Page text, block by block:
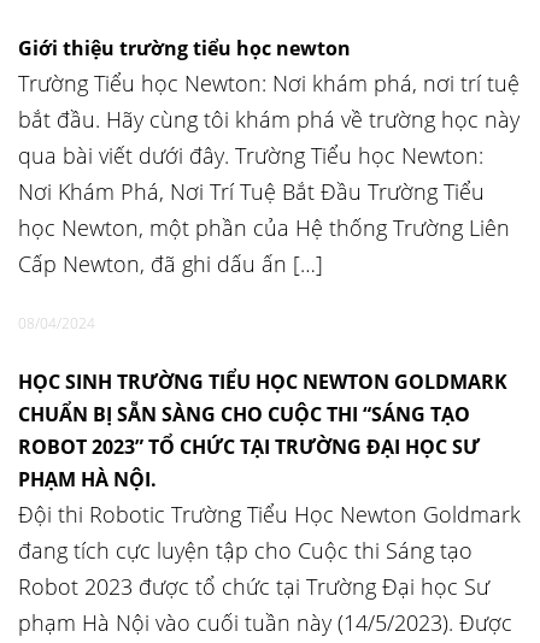
Giới thiệu trường tiểu học newton
Trường Tiểu học Newton: Nơi khám phá, nơi trí tuệ
bắt đầu. Hãy cùng tôi khám phá về trường học này
qua bài viết dưới đây. Trường Tiểu học Newton:
Nơi Khám Phá, Nơi Trí Tuệ Bắt Đầu Trường Tiểu
học Newton, một phần của Hệ thống Trường Liên
Cấp Newton, đã ghi dấu ấn […]
08/04/2024
HỌC SINH TRƯỜNG TIỂU HỌC NEWTON GOLDMARK
CHUẨN BỊ SẴN SÀNG CHO CUỘC THI “SÁNG TẠO
ROBOT 2023” TỔ CHỨC TẠI TRƯỜNG ĐẠI HỌC SƯ
PHẠM HÀ NỘI.
Đội thi Robotic Trường Tiểu Học Newton Goldmark
đang tích cực luyện tập cho Cuộc thi Sáng tạo
Robot 2023 được tổ chức tại Trường Đại học Sư
phạm Hà Nội vào cuối tuần này (14/5/2023). Được